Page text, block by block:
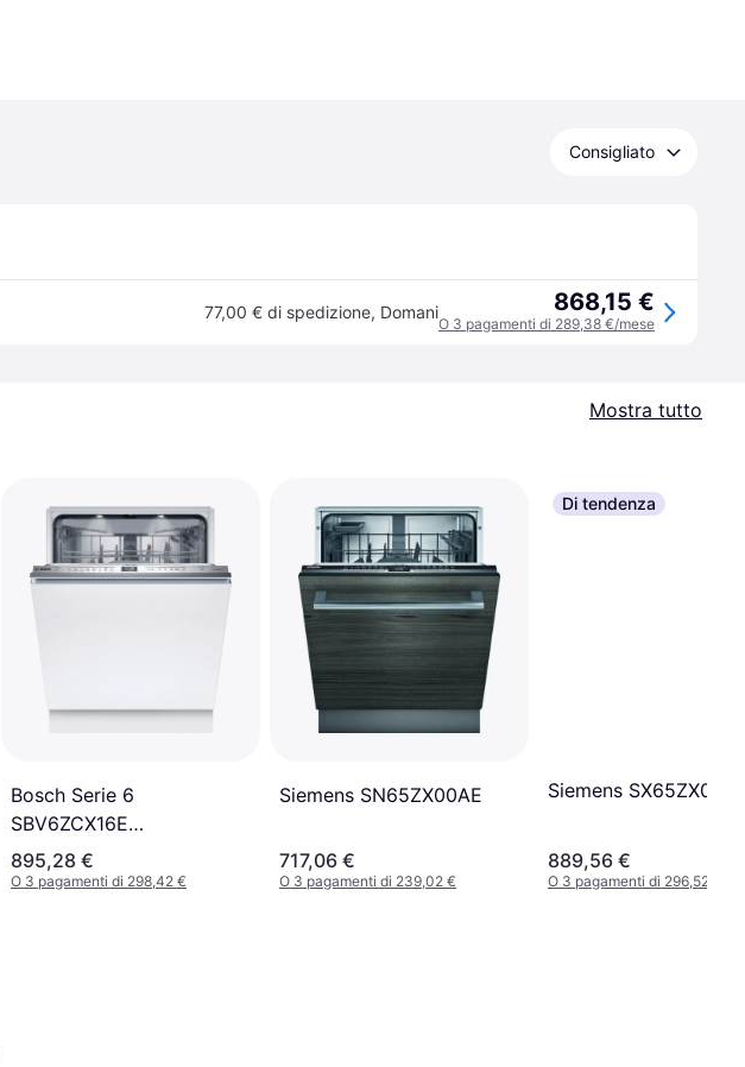
Consigliato
77,00 € di spedizione, Domani 868,15 €
O 3 pagamenti di 289,38 €/mese
Mostra tutto
Bosch Serie 6
SBV6ZCX16E
Lavastoviglie A
Scomparsa Totale 14
895,28 €
O 3 pagamenti di 298,42 €
Siemens SN65ZX00AE
717,06 €
O 3 pagamenti di 239,02 €
Di tendenza
Siemens
889,56 €
O 3 pagamenti di 296,52 €